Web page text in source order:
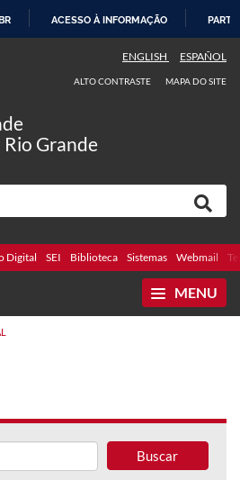
ACESSO À INFORMAÇÃO
ENGLISH ESPAÑOL
ALTO CONTRASTE MAPA DO SITE
Grande
Digital SEI Biblioteca Sistemas Webmail
MENU
Buscar